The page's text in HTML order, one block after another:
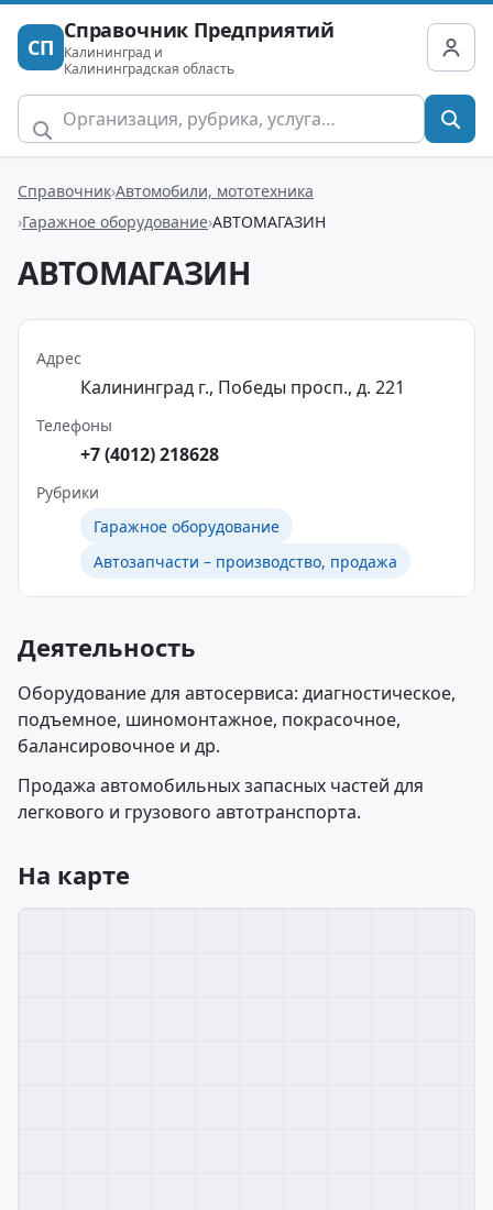
СП
Справочник Предприятий
Калининград и
Калининградская область
Справочник Автомобили, мототехника
Гаражное оборудование АВТОМАГАЗИН
АВТОМАГАЗИН
Адрес
Калининград г., Победы просп., д. 221
Телефоны
+7 (4012) 218628
Рубрики
Гаражное оборудование
Автозапчасти – производство, продажа
Деятельность
Оборудование для автосервиса: диагностическое,
подъемное, шиномонтажное, покрасочное,
балансировочное и др.
Продажа автомобильных запасных частей для
легкового и грузового автотранспорта.
На карте